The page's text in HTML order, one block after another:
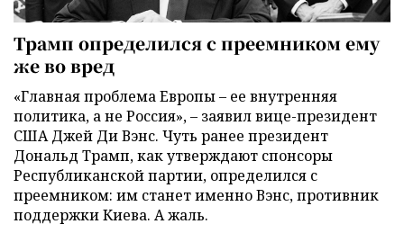
Трамп определился с преемником ему
же во вред
«Главная проблема Европы – ее внутренняя
политика, а не Россия», – заявил вице-президент
США Джей Ди Вэнс. Чуть ранее президент
Дональд Трамп, как утверждают спонсоры
Республиканской партии, определился с
преемником: им станет именно Вэнс, противник
поддержки Киева. А жаль.